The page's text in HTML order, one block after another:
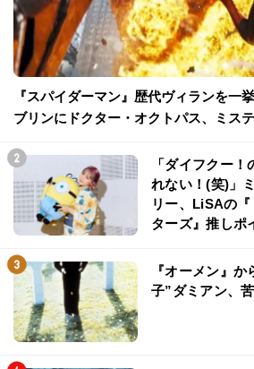
『スパイダーマン』歴代ヴィランを一
ブリンにドクター・オクトパス、ミス
「ダイフクー
れない！(笑)」
リー、LiSAの
ターズ』推しポ
『オーメン』
子”ダミアン、